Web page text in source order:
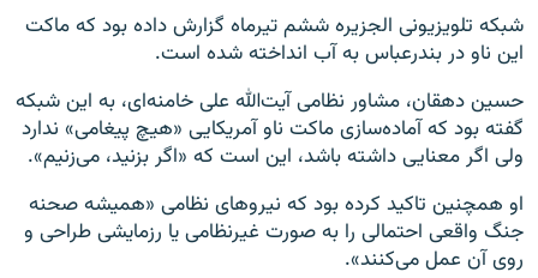
شبکه تلویزیونی الجزیره ششم تیرماه گزارش داده بود که ماکت
این ناو در بندرعباس به آب انداخته شده است.
حسین دهقان، مشاور نظامی آیت‌الله علی خامنه‌ای، به این شبکه
گفته بود که آماده‌سازی ماکت ناو آمریکایی «هیچ پیغامی» ندارد
ولی اگر معنایی داشته باشد، این است که «اگر بزنید، می‌زنیم».
او همچنین تاکید کرده بود که نیروهای نظامی «همیشه صحنه
جنگ واقعی احتمالی را به صورت غیرنظامی یا رزمایشی طراحی و
روی آن عمل می‌کنند».